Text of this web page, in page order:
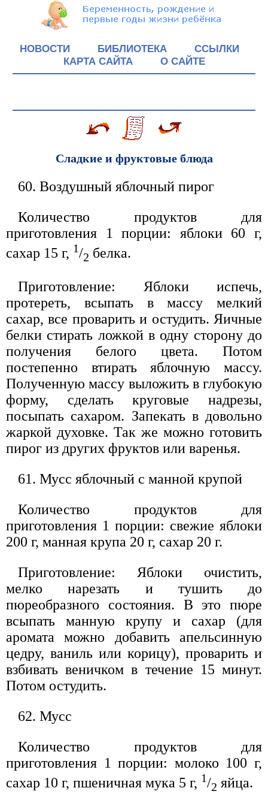
НОВОСТИ БИБЛИОТЕКА
ССЫЛКИ
КАРТА САЙТА
О САЙТЕ
Сладкие и фруктовые блюда
60. Воздушный яблочный пирог
Количество продуктов для
приготовления 1 порции: яблоки 60 г,
сахар 15 г, 1/2 белка.
Приготовление: Яблоки испечь,
протереть, всыпать в массу мелкий
сахар, все проварить и остудить. Яичные
белки стирать ложкой в одну сторону до
получения белого цвета. Потом
постепенно втирать яблочную массу.
Полученную массу выложить в глубокую
форму, сделать круговые надрезы,
посыпать сахаром. Запекать в довольно
жаркой духовке. Так же можно готовить
пирог из других фруктов или варенья.
61. Мусс яблочный с манной крупой
Количество продуктов для
приготовления 1 порции: свежие яблоки
200 г, манная крупа 20 г, сахар 20 г.
Приготовление: Яблоки очистить,
мелко нарезать и тушить до
пюреобразного состояния. В это пюре
всыпать манную крупу и сахар (для
аромата можно добавить апельсинную
цедру, ваниль или корицу), проварить и
взбивать веничком в течение 15 минут.
Потом остудить.
62. Мусс
Количество продуктов для
приготовления 1 порции: молоко 100 г,
сахар 10 г, пшеничная мука 5 г, 1/2 яйца.